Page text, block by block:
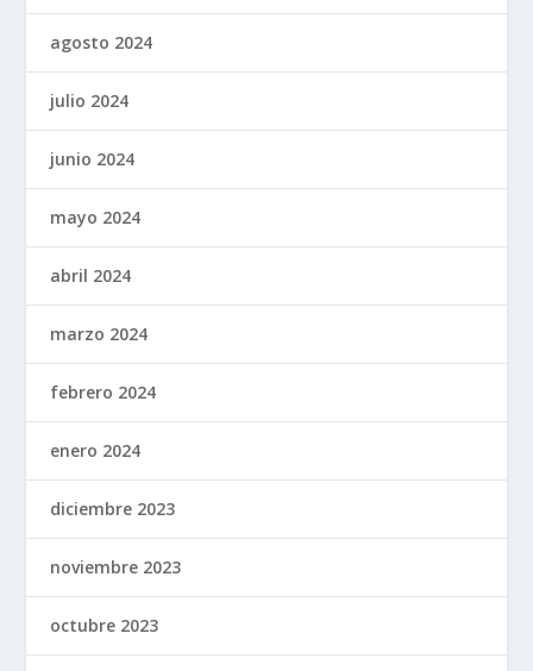
agosto 2024
julio 2024
junio 2024
mayo 2024
abril 2024
marzo 2024
febrero 2024
enero 2024
diciembre 2023
noviembre 2023
octubre 2023